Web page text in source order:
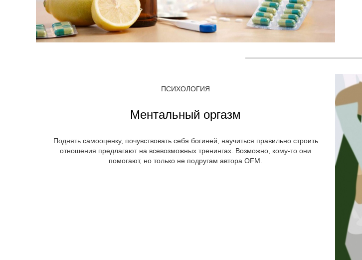
ПСИХОЛОГИЯ
Ментальный оргазм
Поднять самооценку, почувствовать себя богиней, научиться правильно строить
отношения предлагают на всевозможных тренингах. Возможно, кому-то они
помогают, но только не подругам автора OFM.